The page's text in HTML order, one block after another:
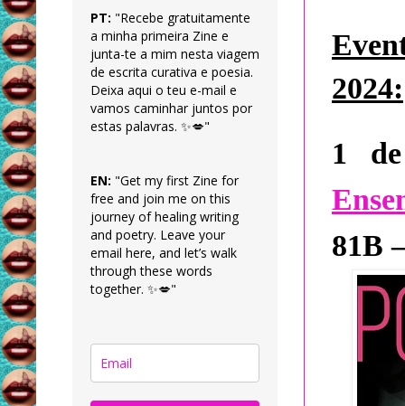
2024:
1
81B
PT: "Recebe gratuitamente
a minha primeira Zine e
junta-te a mim nesta viagem
de escrita curativa e poesia.
Deixa aqui o teu e-mail e
vamos caminhar juntos por
estas palavras. ✨💋"
EN: "Get my first Zine for
free and join me on this
journey of healing writing
and poetry. Leave your
email here, and let’s walk
through these words
together. ✨💋"